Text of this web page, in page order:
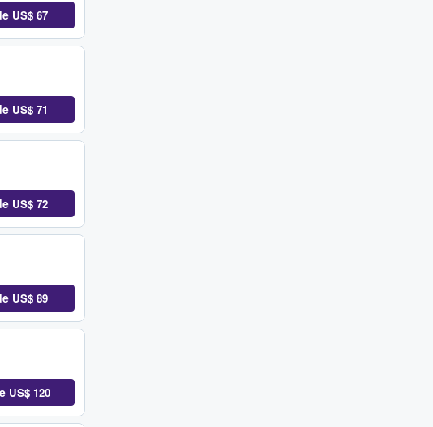
US$ 67
US$ 71
US$ 72
US$ 89
US$ 120